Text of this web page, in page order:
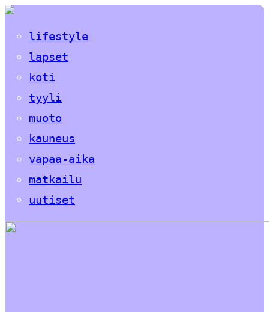
lifestyle
lapset
koti
tyyli
muoto
kauneus
vapaa-aika
matkailu
uutiset